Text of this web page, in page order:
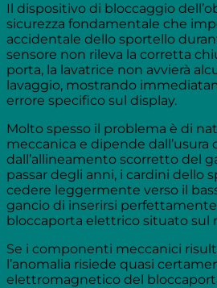
Il dispositivo di bloccaggio
sicurezza fondamentale che
accidentale dello sportello
sensore non rileva la corretta
porta, la lavatrice non avvierà
lavaggio, mostrando
errore specifico sul display.
Molto spesso il problema è di
meccanica e dipende dall’usura
dall’allineamento scorretto del
passar degli anni, i cardini dello
cedere leggermente verso il
gancio di inserirsi perfettamente
bloccaporta elettrico situato sul
Se i componenti meccanici
l’anomalia risiede quasi
elettromagnetico del